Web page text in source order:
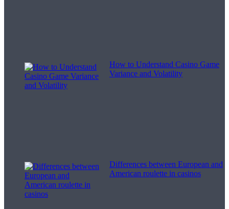
How to Understand Casino Game
Variance and Volatility
Differences between European and
American roulette in casinos